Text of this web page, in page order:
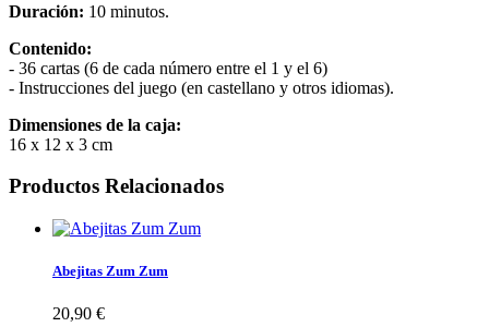
Duración: 10 minutos.
Contenido:
- 36 cartas (6 de cada número entre el 1 y el 6)
- Instrucciones del juego (en castellano y otros idiomas).
Dimensiones de la caja:
16 x 12 x 3 cm
Productos Relacionados
Abejitas Zum Zum
20,90 €